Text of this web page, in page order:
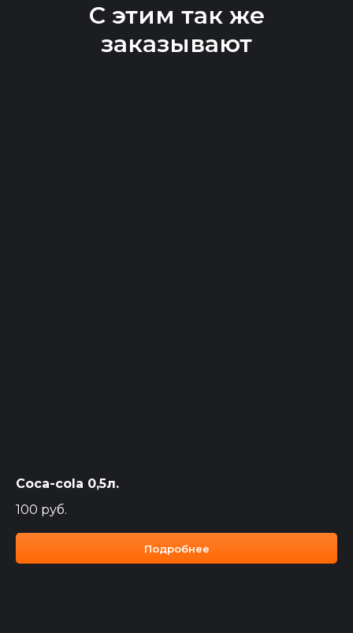
С этим так же
заказывают
Coca-cola 0,5л.
100 руб.
Подробнее